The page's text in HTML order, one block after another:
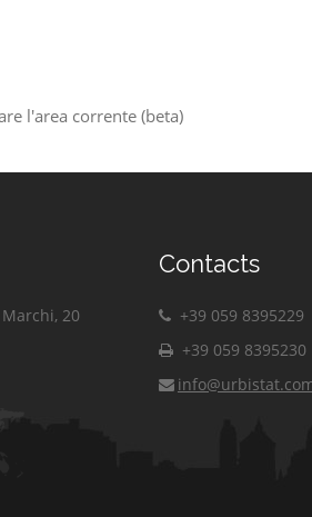
l'area corrente (beta)
20
Contacts
+39 059 8395229
+39 059 8395230